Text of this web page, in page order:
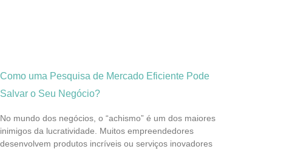
Como uma Pesquisa de Mercado Eficiente Pode
Salvar o Seu Negócio?
No mundo dos negócios, o “achismo” é um dos maiores
inimigos da lucratividade. Muitos empreendedores
desenvolvem produtos incríveis ou serviços inovadores